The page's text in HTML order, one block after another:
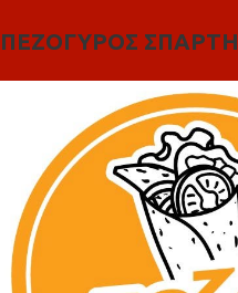
ΠΕΖΟΓΥΡΟΣ ΣΠΑΡΤΗ